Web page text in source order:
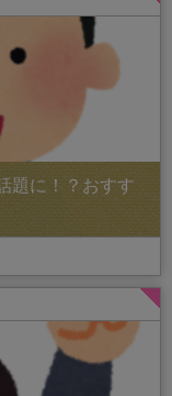
題に！？おすす